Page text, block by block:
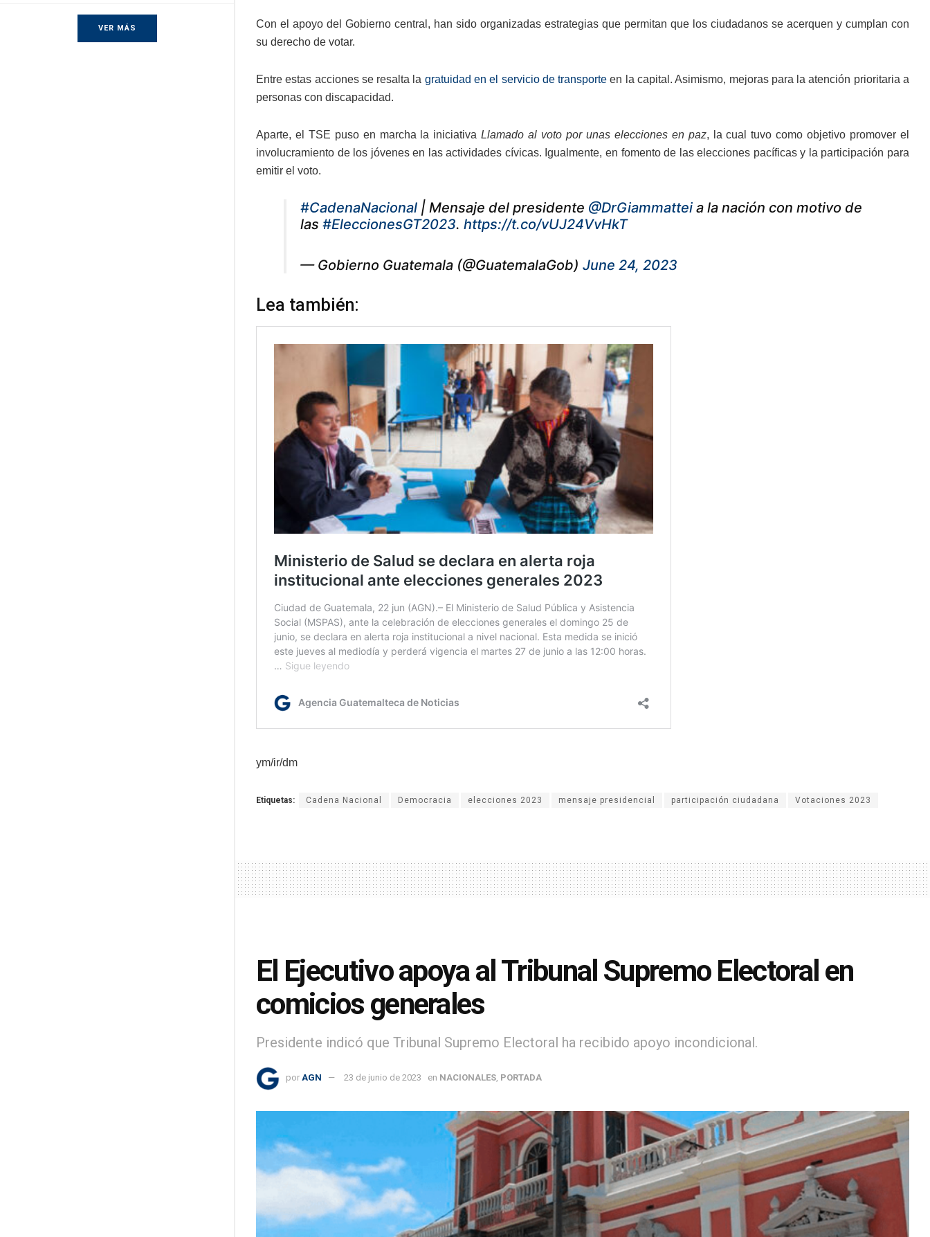
VER MÁS
Con el apoyo del Gobierno central, han sido organizadas estrategias que permitan que los ciudadanos se acerquen y cumplan con
su derecho de votar.
Entre estas acciones se resalta la gratuidad en el servicio de transporte en la capital. Asimismo, mejoras para la atención prioritaria a
personas con discapacidad.
Aparte, el TSE puso en marcha la iniciativaLlamado al voto por unas elecciones en paz, la cual tuvo como objetivo promover el
involucramiento de los jóvenes en las actividades cívicas. Igualmente, en fomento de las elecciones pacíficas y la participación para
emitir el voto.
#CadenaNacional | Mensaje del presidente @DrGiammattei a la nación con motivo de
las #EleccionesGT2023. https://t.co/vUJ24VvHkT
— Gobierno Guatemala (@GuatemalaGob) June 24, 2023
Lea también:
ym/ir/dm
Etiquetas: Cadena Nacional Democracia elecciones 2023 mensaje presidencial participación ciudadana Votaciones 2023
El Ejecutivo apoya al Tribunal Supremo Electoral en
comicios generales
Presidente indicó que Tribunal Supremo Electoral ha recibido apoyo incondicional.
por AGN 23 de junio de 2023 en NACIONALES PORTADA